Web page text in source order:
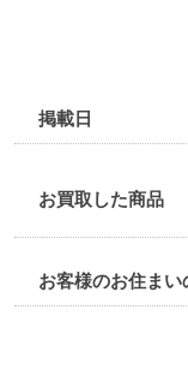
掲載日
お買取した商品
お客様のお住まい